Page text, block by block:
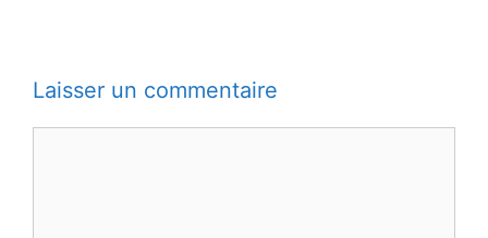
Laisser un commentaire